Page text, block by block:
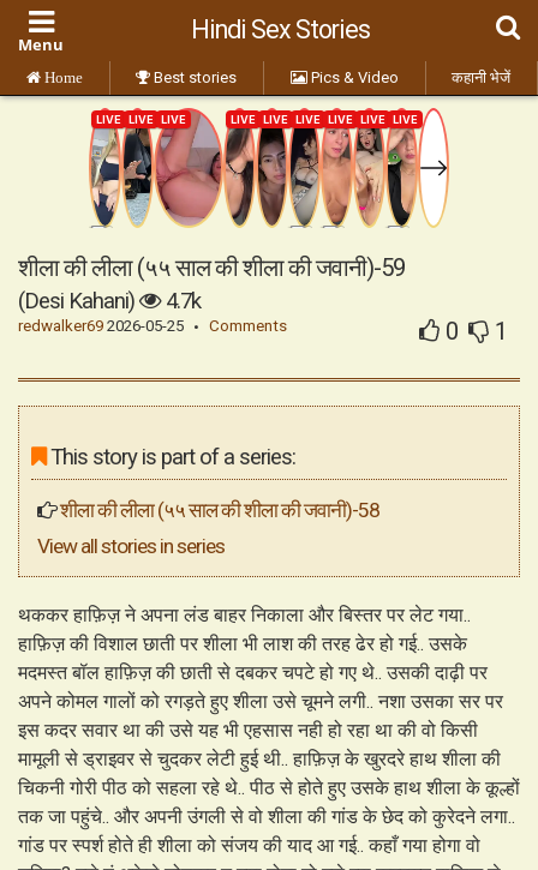
Hindi Sex Stories
Home Best stories Pics & Video कहानी भेजें
शीला की लीला (५५ साल की शीला की जवानी)-59
(Desi Kahani) 4.7k
redwalker69 2026-05-25 Comments 1
0
This story is part of a series:
शीला की लीला (५५ साल की शीला की जवानी)-58
View all stories in series
थककर हाफ़िज़ ने अपना लंड बाहर निकाला और बिस्तर पर लेट गया..
हाफ़िज़ की विशाल छाती पर शीला भी लाश की तरह ढेर हो गई.. उसके
मदमस्त बॉल हाफ़िज़ की छाती से दबकर चपटे हो गए थे.. उसकी दाढ़ी पर
अपने कोमल गालों को रगड़ते हुए शीला उसे चूमने लगी.. नशा उसका सर पर
इस कदर सवार था की उसे यह भी एहसास नही हो रहा था की वो किसी
मामूली से ड्राइवर से चुदकर लेटी हुई थी.. हाफ़िज़ के खुरदरे हाथ शीला की
चिकनी गोरी पीठ को सहला रहे थे.. पीठ से होते हुए उसके हाथ शीला के कूल्हों
तक जा पहुंचे.. और अपनी उंगली से वो शीला की गांड के छेद को कुरेदने लगा..
गांड पर स्पर्श होते ही शीला को संजय की याद आ गई.. कहाँ गया होगा वो